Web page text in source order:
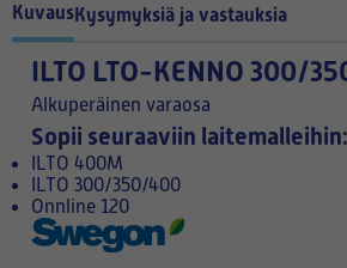
KuvausKysymyksiä ja vastauksia
ILTO LTO-KENNO 300/
Alkuperäinen varaosa
Sopii seuraaviin laitemalleihin:
ILTO 400M
ILTO 300/350/400
Onnline 120